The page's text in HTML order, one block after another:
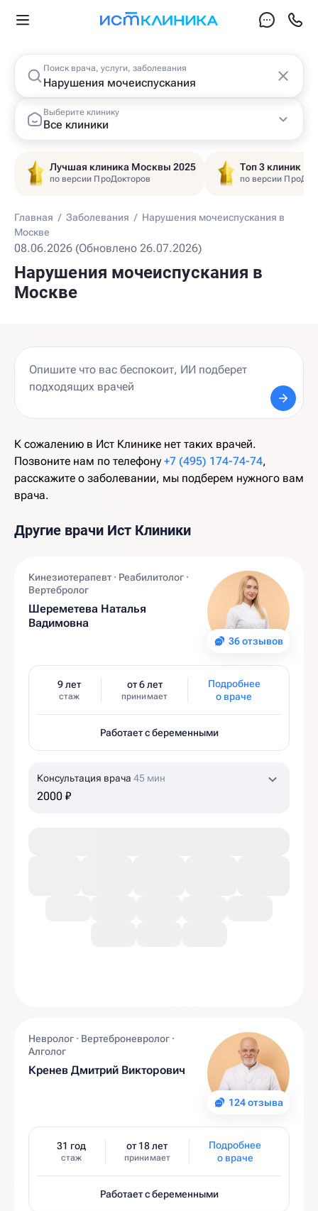
Поиск врача, услуги, заболевания
Выберите клинику
Все клиники
Лучшая клиника Москвы 2025
по версии ПроДокторов
Топ 3 клиник
по версии
Главная / Заболевания / Нарушения мочеиспускания в
Москве
08.06.2026 (Обновлено 26.07.2026)
Нарушения мочеиспускания в
Москве
К сожалению в Ист Клинике нет таких врачей.
Позвоните нам по телефону +7 (495) 174-74-74,
расскажите о заболевании, мы подберем нужного вам
врача.
Другие врачи Ист Клиники
36 отзывов
Кинезиотерапевт · Реабилитолог ·
Вертебролог
Шереметева Наталья
Вадимовна
9 лет
стаж
от 6 лет
принимает
Подробнее
о враче
Работает с беременными
Консультация врача 45 мин
2000 ₽
124 отзыва
Невролог · Вертеброневролог ·
Алголог
Кренев Дмитрий Викторович
31 год
стаж
от 18 лет
принимает
Подробнее
о враче
Работает с беременными